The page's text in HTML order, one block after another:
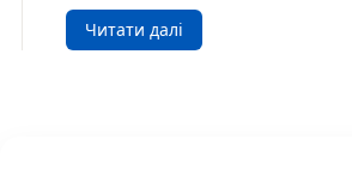
БІБЛІЯ № 1015335 для молоді
Читати далі